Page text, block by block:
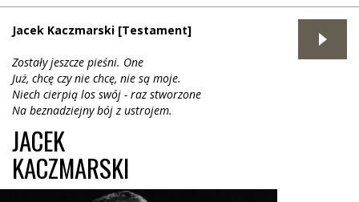
Jacek Kaczmarski [Testament]
Zostały jeszcze pieśni. One
Już, chcę czy nie chcę, nie są moje.
Niech cierpią los swój - raz stworzone
Na beznadziejny bój z ustrojem.
JACEK
KACZMARSKI